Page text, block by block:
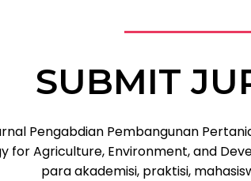
SUBMIT
Pengabdian Pembangunan
for Agriculture, Environment, and
para akademisi, praktisi,